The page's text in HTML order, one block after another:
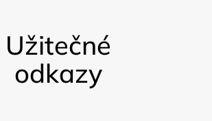
Užitečné
odkazy